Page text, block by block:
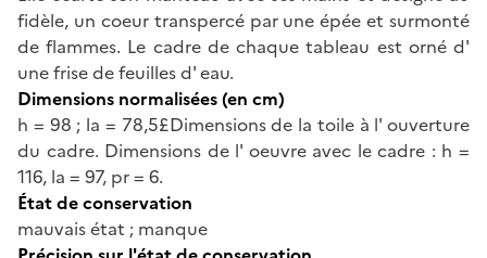
fidèle, un coeur transpercé par une épée et surmonté
de flammes. Le cadre de chaque tableau est orné d'
une frise de feuilles d' eau.
Dimensions normalisées (en cm)
h = 98 ; la = 78,5£Dimensions de la toile à l' ouverture
du cadre. Dimensions de l' oeuvre avec le cadre : h =
116, la = 97, pr = 6.
État de conservation
mauvais état ; manque